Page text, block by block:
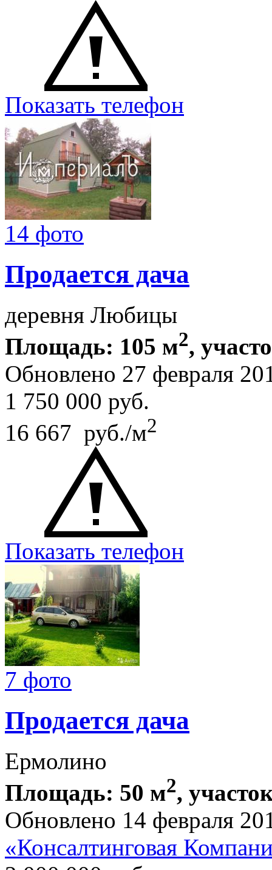
Показать телефон
14 фото
Продается дача
деревня Любицы
Площадь: 105 м2,
Обновлено 27 февраля
1 750 000 руб.
16 667 руб./м2
Показать телефон
7 фото
Продается дача
Ермолино
Площадь: 50 м2,
Обновлено 14 февраля
«Консалтинговая